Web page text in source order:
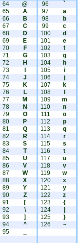
64
@
65
A
66
B
67
C
68
D
69
E
70
F
71
G
72
H
73
74
J
75
K
76
L
77
M
78
N
79
O
80
P
81
Q
82
R
83
S
84
T
85
U
86
V
87
W
88
X
89
Y
90
Z
91
[
92
\
93
]
94
^
95
96
`
97
a
98
b
99
c
100
d
101
e
102
f
103
g
104
h
105
i
106
j
107
k
108
109
m
110
n
111
o
112
p
113
q
114
r
115
s
116
t
117
u
118
v
119
w
120
x
121
y
122
z
123
{
124
125
}
126
~